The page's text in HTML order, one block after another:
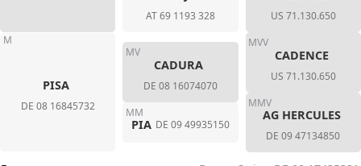
AT 69 1193 328
US 71.130.650
M
PISA
DE 08 16845732
MV
CADURA
DE 08 16074070
MM
PIA DE 09 49935150
MVV
CADENCE
US 71.130.650
MMV
AG HERCULES
DE 09 47134850